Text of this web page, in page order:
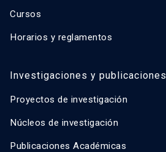
Cursos
Horarios y reglamentos
Investigaciones y publicaciones
Proyectos de investigación
Núcleos de investigación
Publicaciones Académicas